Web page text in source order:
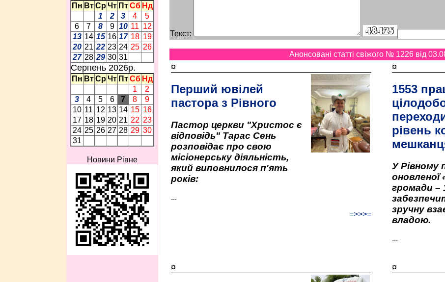
Пн Вт Ср Чт Пт Сб Нд
1
2 3 4
5
6
7 8 9 10 11 12
13 14 15 16 17 18 19
20 21 22 23 24 25 26
27 28 29 30 31
Серпень 2026p.
Пн Вт Ср Чт Пт Сб Нд
1
2
3
4 5 6 7 8
9
10 11 12 13 14 15 16
17 18 19 20 21 22 23
24 25 26 27 28 29 30
31
Новини Рівне
Текст:
Анонсовані статті свіжого № 1226 від
¤
Перший ювілей
пастора з Рівного
Пастор церкви "Христос є
відповідь" Тарас Сень
розповідає про свою
місіонерську діяльність,
який виповнилося п'ять
років:
...
=>>>=
¤
1553
рівень
У Рівному
оновленої
громади –
зручну
владою.
...
¤ ¤